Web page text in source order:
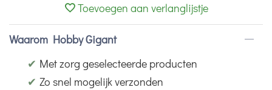
Toevoegen aan verlanglijstje
Waarom Hobby Gigant
✔ Met zorg geselecteerde producten
✔ Zo snel mogelijk verzonden